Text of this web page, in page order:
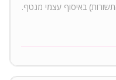
באיסוף עצמי מנטף.